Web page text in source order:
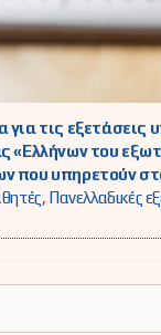
για τις
«Ελλήνων του
που υπηρετούν
, Πανελλαδικές